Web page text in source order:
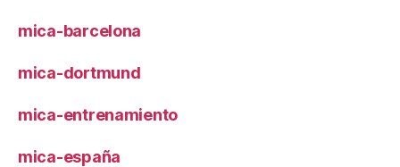
mica-barcelona
mica-dortmund
mica-entrenamiento
mica-españa